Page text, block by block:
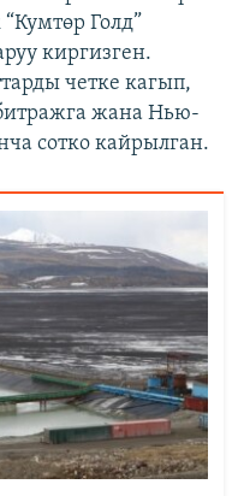
Голд”
киргизген.
четке кагып,
жана Нью-
сотко кайрылган.